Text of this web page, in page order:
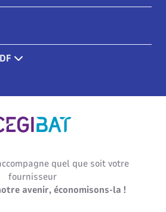
accueil
quel que soit votre
fournisseur
avenir, économisons-la !